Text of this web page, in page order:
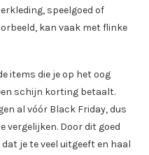
speelgoed of
kan vaak met flinke
items die je op het oog
schijn korting betaalt.
al vóór Black Friday, dus
vergelijken. Door dit goed
je te veel uitgeeft en haal